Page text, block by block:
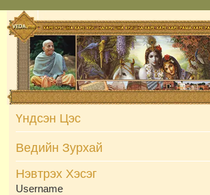
Skip
to
content
Үндсэн Цэс
Ведийн Зурхай
Нэвтрэх Хэсэг
Username